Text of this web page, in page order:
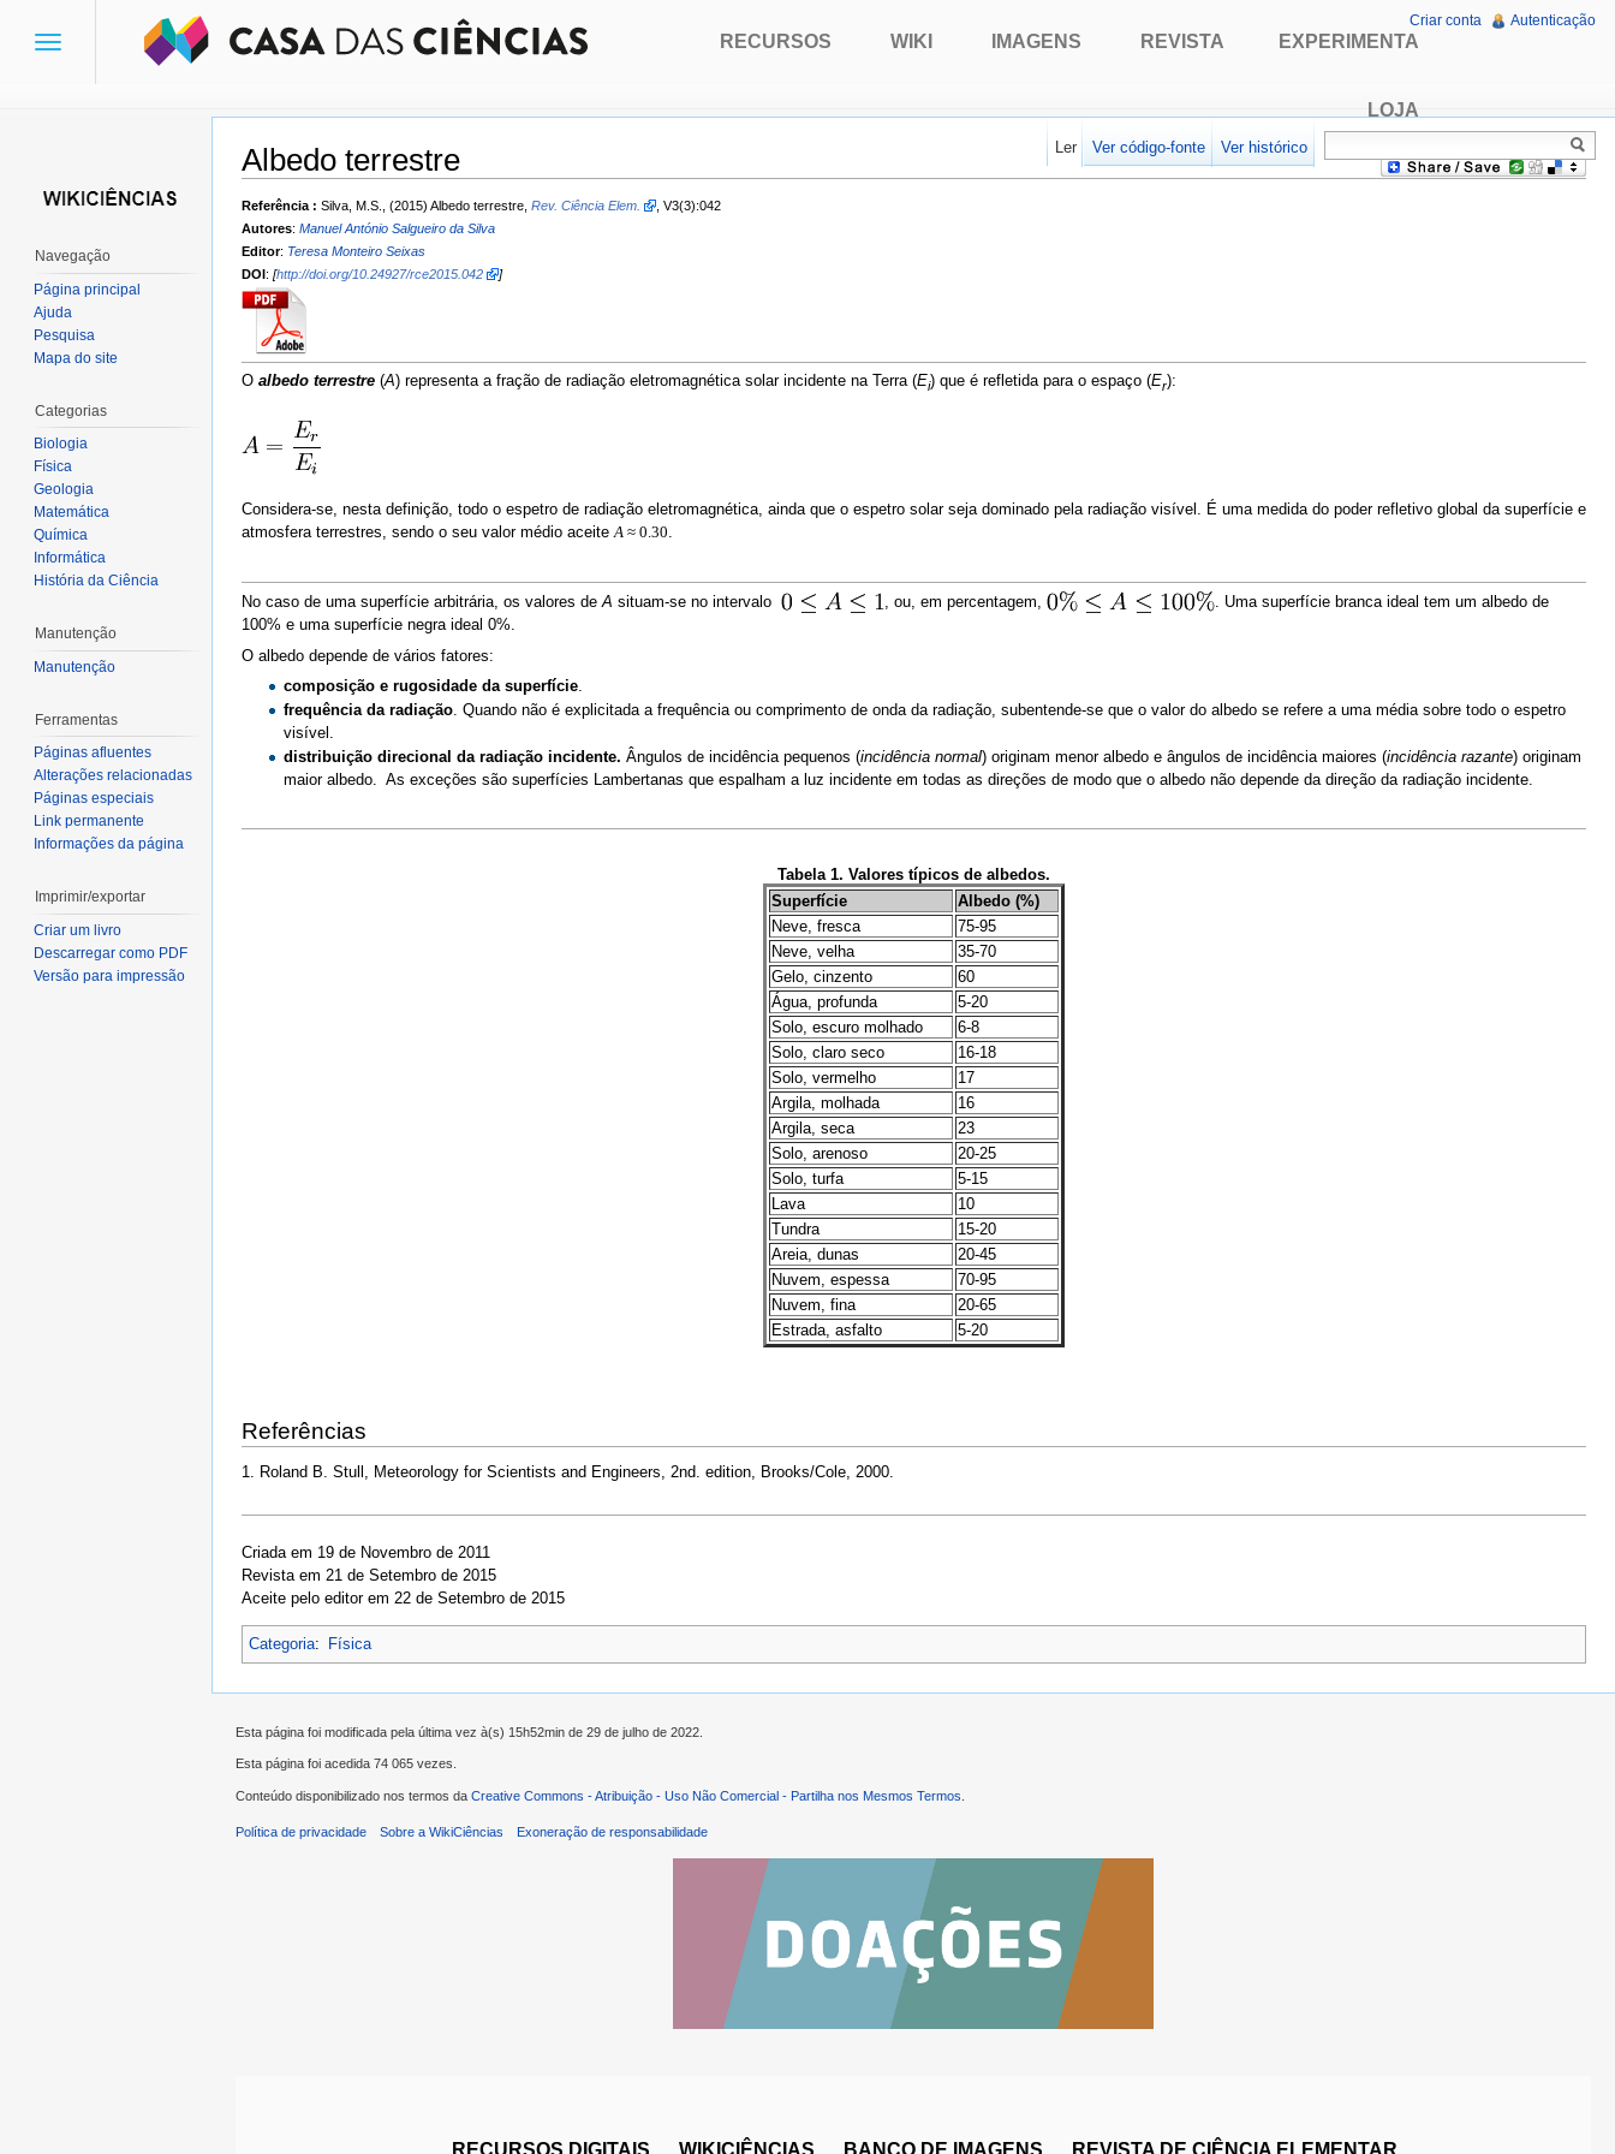
Albedo terrestre
Ir para:navegação,pesquisa
Referência : Silva, M.S., (2015) Albedo terrestre, Rev. Ciência Elem.
, V3(3):042
Autores: Manuel António Salgueiro da Silva
Editor: Teresa Monteiro Seixas
DOI: [http://doi.org/10.24927/rce2015.042 ]
O albedo terrestre (A) representa a fração de radiação eletromagnética solar incidente na Terra (Ei) que é refletida para o espaço (Er):
Considera-se, nesta definição, todo o espetro de radiação eletromagnética, ainda que o espetro solar seja dominado pela radiação visível. É uma medida do poder refletivo global da superfície e
atmosfera terrestres, sendo o seu valor médio aceite A ≈ 0.30
No caso de uma superfície arbitrária, os valores de A situam-se no intervalo , ou, em percentagem,
. Uma superfície branca ideal tem um albedo de
100% e uma superfície negra ideal 0%.
O albedo depende de vários fatores:
composição e rugosidade da superfície
frequência da radiação. Quando não é explicitada a frequência ou comprimento de onda da radiação, subentende-se que o valor do albedo se refere a uma média sobre todo o espetro
visível.
distribuição direcional da radiação incidente. Ângulos de incidência pequenos (incidência normal) originam menor albedo e ângulos de incidência maiores (incidência razante) originam
maior albedo. As exceções são superfícies Lambertanas que espalham a luz incidente em todas as direções de modo que o albedo não depende da direção da radiação incidente.
Tabela 1. Valores típicos de albedos.
Superfície
Albedo (%)
Neve, fresca
75-95
Neve, velha
35-70
Gelo, cinzento
60
Água, profunda
5-20
Solo, escuro molhado
6-8
Solo, claro seco
16-18
Solo, vermelho
17
Argila, molhada
16
Argila, seca
23
Solo, arenoso
20-25
Solo, turfa
5-15
Lava
10
Tundra
15-20
Areia, dunas
20-45
Nuvem, espessa
70-95
Nuvem, fina
20-65
Estrada, asfalto
5-20
Referências
1. Roland B. Stull, Meteorology for Scientists and Engineers, 2nd. edition, Brooks/Cole, 2000.
Criada em 19 de Novembro de 2011
Revista em 21 de Setembro de 2015
Aceite pelo editor em 22 de Setembro de 2015
Categoria: Física
Toggle
RECURSOS WIKI IMAGENS REVISTA EXPERIMENTA
LOJA
Criar conta Autenticação
Ler Ver código-fonte Ver histórico
Navegação
Página principal
Ajuda
Pesquisa
Mapa do site
Categorias
Biologia
Física
Geologia
Matemática
Química
Informática
História da Ciência
Manutenção
Manutenção
Ferramentas
Páginas afluentes
Alterações relacionadas
Páginas especiais
Link permanente
Informações da página
Imprimir/exportar
Criar um livro
Descarregar como PDF
Versão para impressão
Esta página foi modificada pela última vez à(s) 15h52min de 29 de julho de 2022.
Esta página foi acedida 74 065 vezes.
Conteúdo disponibilizado nos termos da Creative Commons - Atribuição - Uso Não Comercial - Partilha nos Mesmos Termos
Política de privacidade Sobre a WikiCiências Exoneração de responsabilidade
RECURSOS DIGITAIS WIKICIÊNCIAS BANCO DE IMAGENS REVISTA DE CIÊNCIA ELEMENTAR